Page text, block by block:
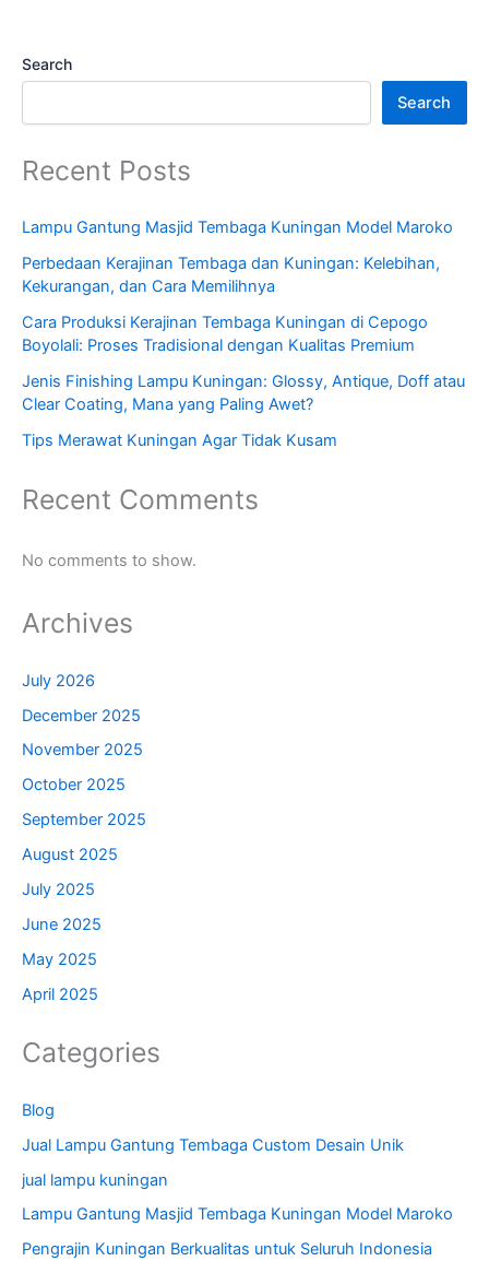
Search
Search
Recent Posts
Lampu Gantung Masjid Tembaga Kuningan Model Maroko
Perbedaan Kerajinan Tembaga dan Kuningan: Kelebihan,
Kekurangan, dan Cara Memilihnya
Cara Produksi Kerajinan Tembaga Kuningan di Cepogo
Boyolali: Proses Tradisional dengan Kualitas Premium
Jenis Finishing Lampu Kuningan: Glossy, Antique, Doff atau
Clear Coating, Mana yang Paling Awet?
Tips Merawat Kuningan Agar Tidak Kusam
Recent Comments
No comments to show.
Archives
July 2026
December 2025
November 2025
October 2025
September 2025
August 2025
July 2025
June 2025
May 2025
April 2025
Categories
Blog
Jual Lampu Gantung Tembaga Custom Desain Unik
jual lampu kuningan
Lampu Gantung Masjid Tembaga Kuningan Model Maroko
Pengrajin Kuningan Berkualitas untuk Seluruh Indonesia